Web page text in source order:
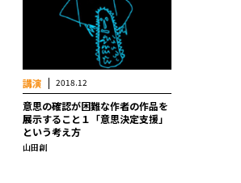
講演 2018.12
意思の確認が困難な作者の作品を
展示すること１――「意思決定支援」
という考え方
山田創